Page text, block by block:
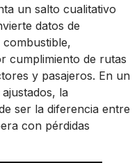
un salto cualitativo
datos de
cumplimiento de rutas
y pasajeros. En un
la
ser la diferencia entre
con pérdidas